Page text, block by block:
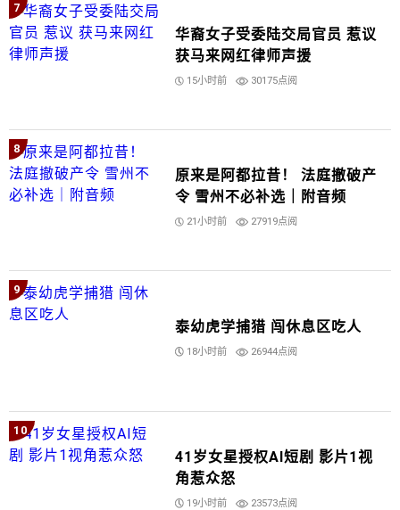
7
华裔女子受委陆交局官员 惹议
获马来网红律师声援
15小时前 30175点阅
8
原来是阿都拉昔！ 法庭撤破产
令 雪州不必补选｜附音频
21小时前 27919点阅
9
泰幼虎学捕猎 闯休息区吃人
18小时前 26944点阅
10
41岁女星授权AI短剧 影片1视
角惹众怒
19小时前 23573点阅